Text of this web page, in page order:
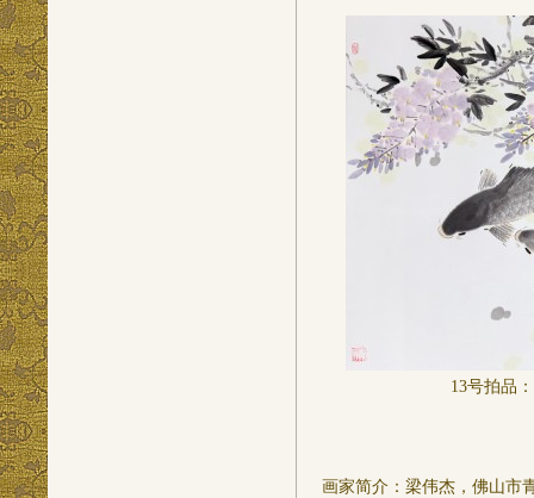
13号拍品
画家简介：梁伟杰，佛山市